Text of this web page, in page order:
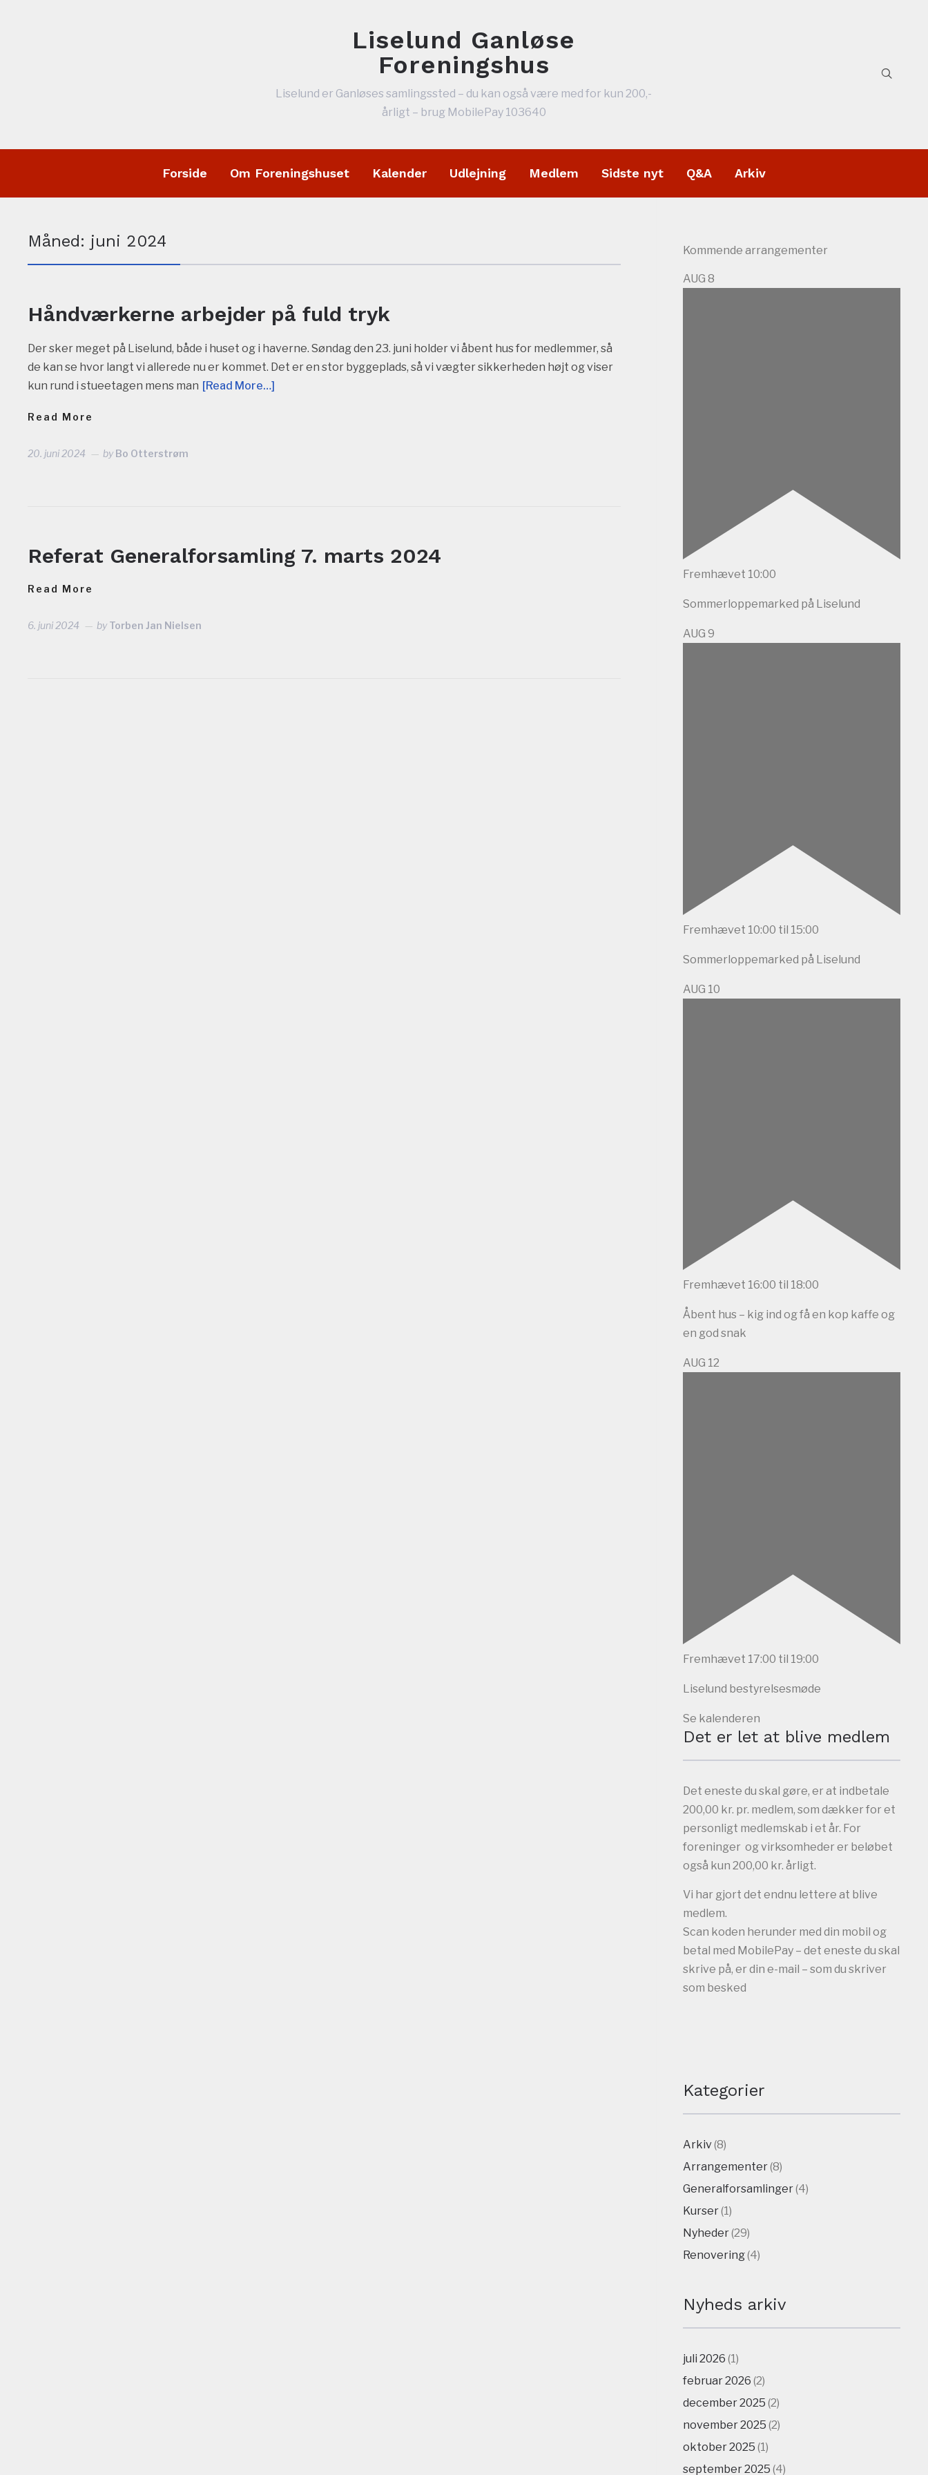
Liselund Ganløse
Foreningshus
Liselund er Ganløses samlingssted – du kan også være med for kun 200,-
årligt – brug MobilePay 103640
Forside Om Foreningshuset Kalender Udlejning Medlem Sidste nyt Q&A Arkiv
Måned: juni 2024
Håndværkerne arbejder på fuld tryk
Der sker meget på Liselund, både i huset og i haverne. Søndag den 23. juni holder vi åbent hus for medlemmer, så
de kan se hvor langt vi allerede nu er kommet. Det er en stor byggeplads, så vi vægter sikkerheden højt og viser
kun rund i stueetagen mens man [Read More…]
Read More
20. juni 2024 byBo Otterstrøm
Referat Generalforsamling 7. marts 2024
Read More
6. juni 2024 byTorben Jan Nielsen
Kommende arrangementer
AUG 8
Fremhævet 10:00
Sommerloppemarked på Liselund
AUG 9
Fremhævet 10:00 til 15:00
Sommerloppemarked på Liselund
AUG 10
Fremhævet 16:00 til 18:00
Åbent hus – kig ind og få en kop kaffe og
en god snak
AUG 12
Fremhævet 17:00 til 19:00
Liselund bestyrelsesmøde
Se kalenderen
Det er let at blive medlem
Det eneste du skal gøre, er at indbetale
200,00 kr. pr. medlem, som dækker for et
personligt medlemskab i et år. For
foreninger og virksomheder er beløbet
også kun 200,00 kr. årligt.
Vi har gjort det endnu lettere at blive
medlem.
Scan koden herunder med din mobil og
betal med MobilePay – det eneste du skal
skrive på, er din e-mail – som du skriver
som besked
Kategorier
Arkiv(8)
Arrangementer(8)
Generalforsamlinger(4)
Kurser(1)
Nyheder(29)
Renovering(4)
Nyheds arkiv
juli 2026 (1)
februar 2026 (2)
december 2025 (2)
november 2025 (2)
oktober 2025 (1)
september 2025 (4)